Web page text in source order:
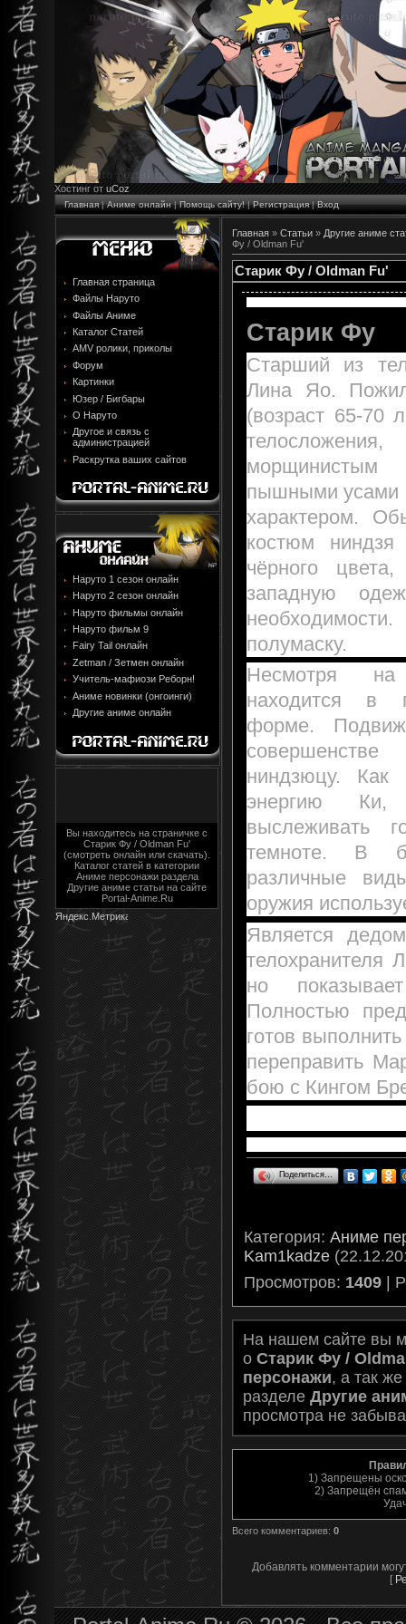
Хостинг от uCoz
Главная|Аниме онлайн|Помощь сайту!|Регистрация|Вход
Главная страница
Файлы Наруто
Файлы Аниме
Каталог Статей
AMV ролики, приколы
Форум
Картинки
Юзер / Бигбары
О Наруто
Другое и связь с
администрацией
Раскрутка ваших сайтов
Наруто 1 сезон онлайн
Наруто 2 сезон онлайн
Наруто фильмы онлайн
Наруто фильм 9
Fairy Tail онлайн
Zetman / Зетмен онлайн
Учитель-мафиози Реборн!
Аниме новинки (онгоинги)
Другие аниме онлайн
Вы находитесь на страничке с
Старик Фу / Oldman Fu'
(смотреть онлайн или скачать).
Каталог статей в категории
Аниме персонажи раздела
Другие аниме статьи на сайте
Portal-Anime.Ru
Главная » Статьи » Другие аниме
Фу / Oldman Fu'
Старик Фу / Oldman Fu'
Старик Фу
Старший из
Лина Яо.
(возраст 65-70
пышными усами
характером.
костюм
чёрного
западную
полумаску.
Несмотря на
находится в
форме.
ниндзюцу.
энергию
выслеживать
темноте. В
различные
оружия
Является
телохранителя
но
Полностью
готов
переправить
бою с Кингом
Поделиться…
Категория: Аниме
Kam1kadze
Просмотров: 1409 |
На нашем сайте вы
о Старик Фу /
персонажи, а так
разделе Другие
просмотра не
1) Запрещены
2) Запрещён
Всего комментариев: 0
Добавлять комментарии
[